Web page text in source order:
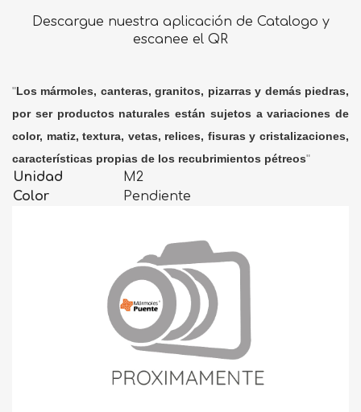
Descargue nuestra aplicación de Catalogo y
escanee el QR
"Los mármoles, canteras, granitos, pizarras y demás piedras,
por ser productos naturales están sujetos a variaciones de
color, matiz, textura, vetas, relices, fisuras y cristalizaciones,
características propias de los recubrimientos pétreos"
Unidad
M2
Color
Pendiente